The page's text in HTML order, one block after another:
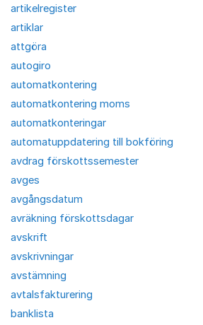
artikelregister
artiklar
attgöra
autogiro
automatkontering
automatkontering moms
automatkonteringar
automatuppdatering till bokföring
avdrag förskottssemester
avges
avgångsdatum
avräkning förskottsdagar
avskrift
avskrivningar
avstämning
avtalsfakturering
banklista